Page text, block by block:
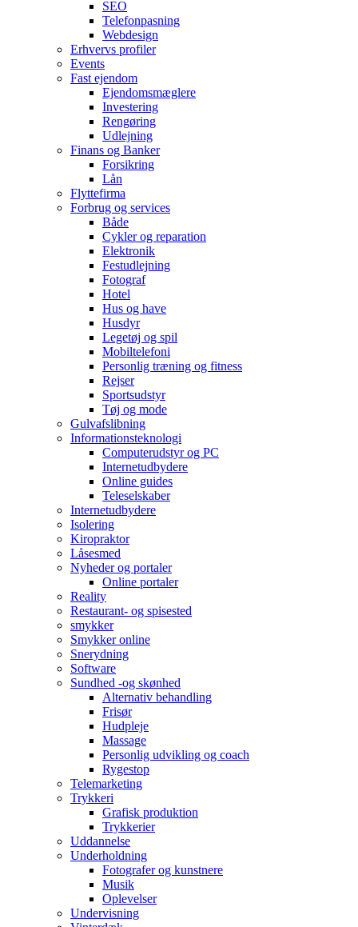
SEO
Telefonpasning
Webdesign
Erhvervs profiler
Events
Fast ejendom
Ejendomsmæglere
Investering
Rengøring
Udlejning
Finans og Banker
Forsikring
Lån
Flyttefirma
Forbrug og services
Både
Cykler og reparation
Elektronik
Festudlejning
Fotograf
Hotel
Hus og have
Husdyr
Legetøj og spil
Mobiltelefoni
Personlig træning og fitness
Rejser
Sportsudstyr
Tøj og mode
Gulvafslibning
Informationsteknologi
Computerudstyr og PC
Internetudbydere
Online guides
Teleselskaber
Internetudbydere
Isolering
Kiropraktor
Låsesmed
Nyheder og portaler
Online portaler
Reality
Restaurant- og spisested
smykker
Smykker online
Snerydning
Software
Sundhed -og skønhed
Alternativ behandling
Frisør
Hudpleje
Massage
Personlig udvikling og coach
Rygestop
Telemarketing
Trykkeri
Grafisk produktion
Trykkerier
Uddannelse
Underholdning
Fotografer og kunstnere
Musik
Oplevelser
Undervisning